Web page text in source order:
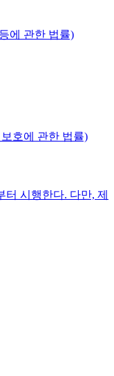
에 관한 법률)
호에 관한 법률)
시행한다. 다만, 제